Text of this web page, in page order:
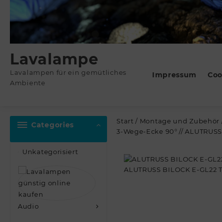
Lavalampe
Lavalampen für ein gemütliches
Ambiente
Impressum
Categories
Unkategorisiert
Audio
Start / Montage und Zubehör
3-Wege-Ecke 90° //